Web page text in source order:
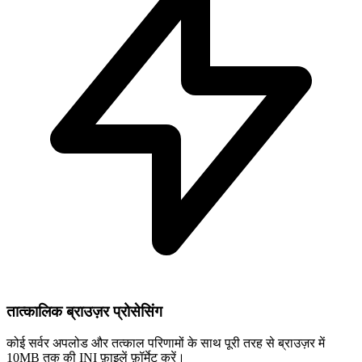
तात्कालिक ब्राउज़र प्रोसेसिंग
कोई सर्वर अपलोड और तत्काल परिणामों के साथ पूरी तरह से ब्राउज़र में
10MB तक की INI फ़ाइलें फ़ॉर्मेट करें।